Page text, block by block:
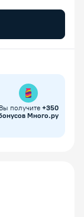
Вы получите +350
Много.ру